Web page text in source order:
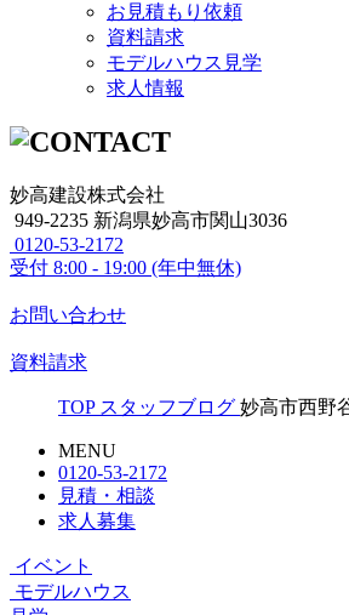
お見積もり依頼
資料請求
モデルハウス見学
求人情報
妙高建設株式会社
949-2235 新潟県妙高市関山3036
0120-53-2172
受付 8:00 - 19:00 (年中無休)
お問い合わせ
資料請求
TOP スタッフブログ 妙高市西野
MENU
0120-53-2172
見積・相談
求人募集
イベント
モデルハウス